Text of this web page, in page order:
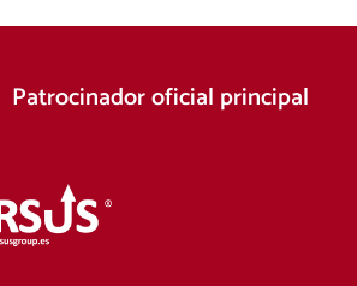
Patrocinador oficial principal